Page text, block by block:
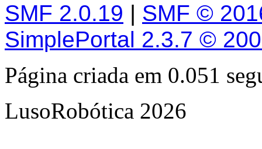
SMF 2.0.19 | SMF ©
SimplePortal 2.3.7 ©
Página criada em 0.051
LusoRobótica 2026